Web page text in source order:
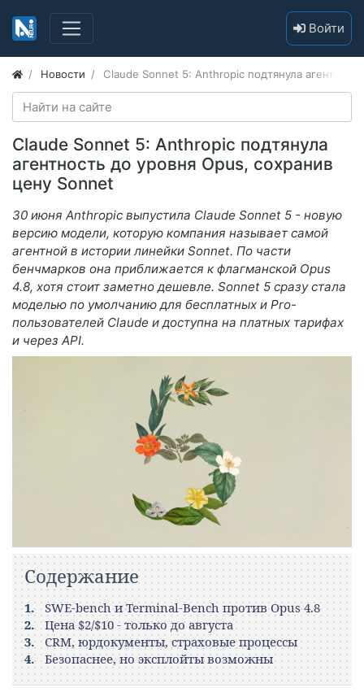
Войти
Новости Claude Sonnet 5: Anthropic подтянула
Claude Sonnet 5: Anthropic подтянула
агентность до уровня Opus, сохранив
цену Sonnet
30 июня Anthropic выпустила Claude Sonnet 5 - новую
версию модели, которую компания называет самой
агентной в истории линейки Sonnet. По части
бенчмарков она приближается к флагманской Opus
4.8, хотя стоит заметно дешевле. Sonnet 5 сразу стала
моделью по умолчанию для бесплатных и Pro-
пользователей Claude и доступна на платных тарифах
и через API.
Содержание
SWE-bench и Terminal-Bench против Opus 4.8
Цена $2/$10 - только до августа
CRM, юрдокументы, страховые процессы
Безопаснее, но эксплойты возможны